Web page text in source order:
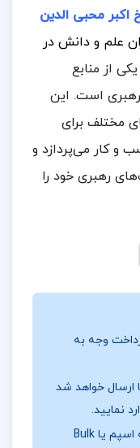
محبی الدین
علم و دانش در
از منابع
رهبری است. این
مختلف برای
و کار می‌پردازد و
رهبری خود را
برای ایجاد و
مهارت‌های
تیم و سایر افراد.
وجه به
ارسال خواهد شد
نمایید.
ممکن است ایمیل ارسالی به پوشه اسپم یا Bulk